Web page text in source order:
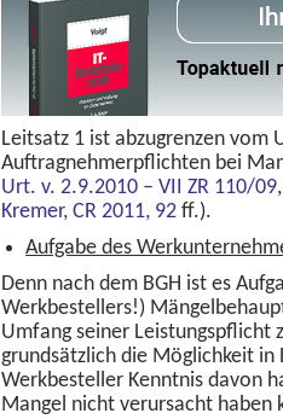
Leitsatz 1 ist abzugrenzen vom
Auftragnehmerpflichten bei
Urt. v. 2.9.2010 – VII ZR 110/09
Kremer, CR 2011, 92 ff.).
Aufgabe des
Denn nach dem BGH ist es
Werkbestellers!)
Umfang seiner Leistungspflicht
grundsätzlich die Möglichkeit
Werkbesteller Kenntnis davon
Mangel nicht verursacht haben